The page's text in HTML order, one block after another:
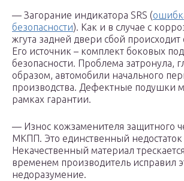
— Загорание индикатора SRS (
безопасности). Как и в случае с
жгута задней двери сбой происходит
Его источник – комплект боковых
безопасности. Проблема затронула,
образом, автомобили начального
производства. Дефектные подушки
рамках гарантии.
— Износ кожзаменителя защитного
МКПП. Это единственный недостаток
Некачественный материал
временем производитель исправил
недоразумение.